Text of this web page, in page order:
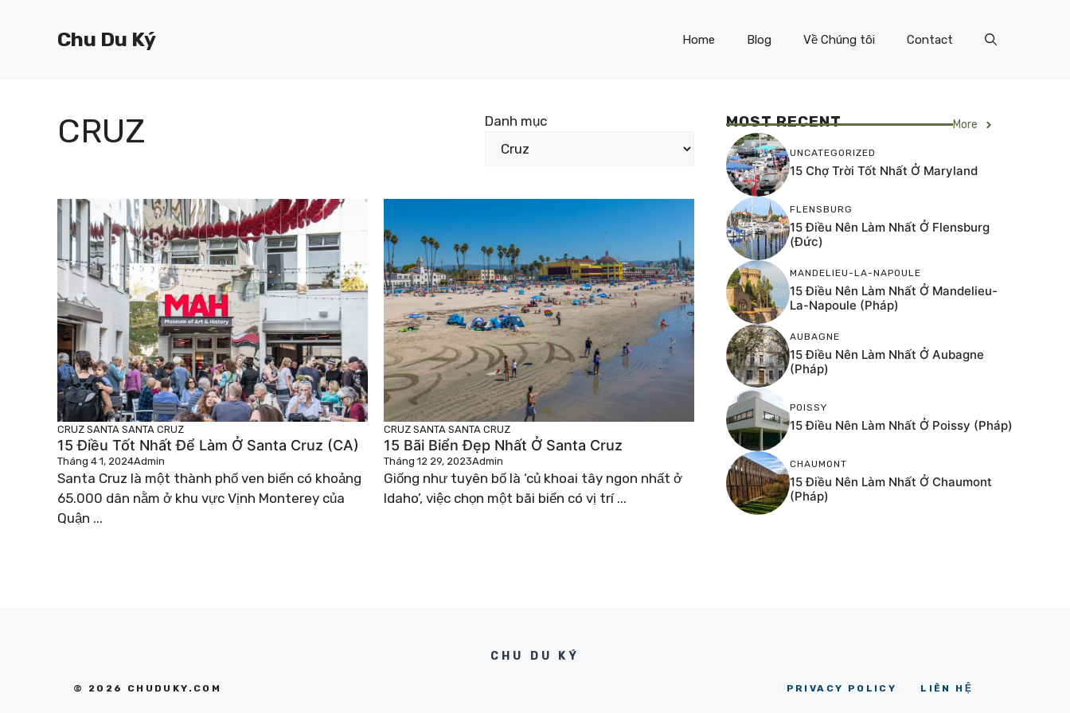
Chu Du Ký Home Blog Về Chúng tôi Contact
CRUZ Danh mục
CRUZ SANTA SANTA CRUZ
15 Điều Tốt Nhất Để Làm Ở Santa Cruz (CA)
Tháng 4 1, 2024Admin
Santa Cruz là một thành phố ven biển có khoảng
65.000 dân nằm ở khu vực Vịnh Monterey của
Quận ...
CRUZ SANTA SANTA CRUZ
15 Bãi Biển Đẹp Nhất Ở Santa Cruz
Tháng 12 29, 2023Admin
Giống như tuyên bố là ‘củ khoai tây ngon nhất ở
Idaho’, việc chọn một bãi biển có vị trí ...
MOST RECENT More
UNCATEGORIZED
15 Chợ Trời Tốt Nhất Ở Maryland
FLENSBURG
15 Điều Nên Làm Nhất Ở Flensburg
(Đức)
MANDELIEU-LA-NAPOULE
15 Điều Nên Làm Nhất Ở Mandelieu-
La-Napoule (Pháp)
AUBAGNE
15 Điều Nên Làm Nhất Ở Aubagne
(Pháp)
POISSY
15 Điều Nên Làm Nhất Ở Poissy (Pháp)
CHAUMONT
15 Điều Nên Làm Nhất Ở Chaumont
(Pháp)
CHU DU KÝ
© 2026 CHUDUKY.COM PRIVACY POLICY LIÊN HỆ